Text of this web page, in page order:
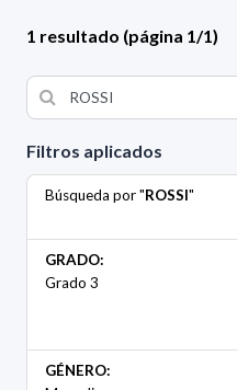
Filtros aplicados
Búsqueda por "ROSSI"
GRADO:
Grado 3
GÉNERO:
1 resultado (página 1/1)